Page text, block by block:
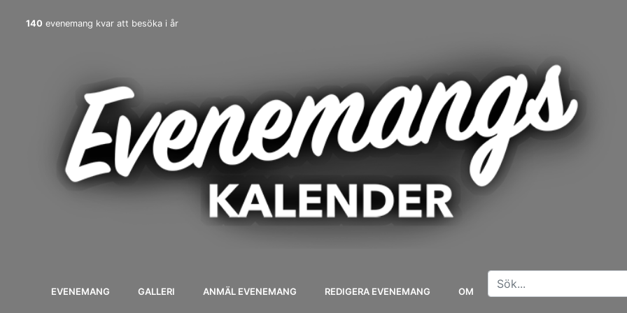
140 evenemang kvar att besöka i år
EVENEMANG GALLERI ANMÄL EVENEMANG REDIGERA EVENEMANG OM